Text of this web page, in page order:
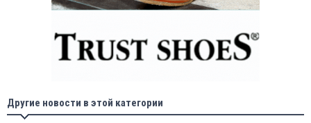
Другие новости в этой категории